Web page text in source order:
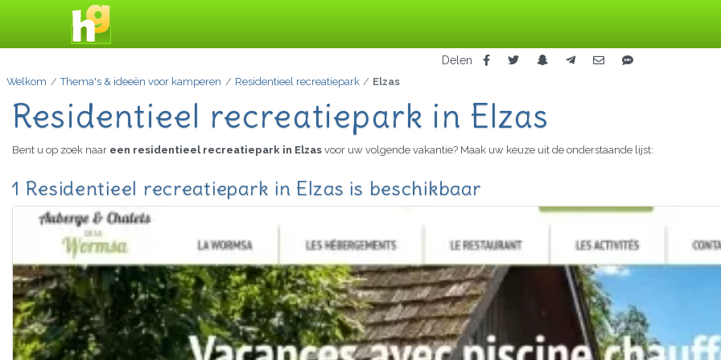
Delen
Welkom Thema's & ideeën voor kamperen Residentieel recreatiepark Elzas
Residentieel recreatiepark in Elzas
Bent u op zoek naar een residentieel recreatiepark in Elzas voor uw volgende vakantie? Maak uw keuze uit de onderstaande lijst:
1 Residentieel recreatiepark in Elzas is beschikbaar